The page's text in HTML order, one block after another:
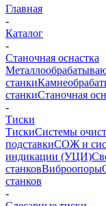
Главная
-
Каталог
-
Станочная оснастка
станки
станкиСтаночная
-
Тиски
ТискиСистемы
подставкиСОЖ и
индикации (УЦИ)
станковВиброопоры
станков
-